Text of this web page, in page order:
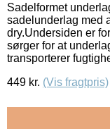
Sadelformet
sadelunderlag med
dry.Undersiden er
sørger for at
transporterer
449 kr. (Vis fragtpris)